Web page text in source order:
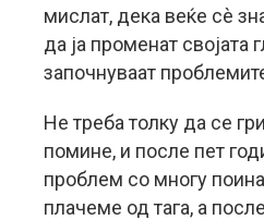
мислат, дека веќе сè
да ја променат својата
започнуваат
Не треба толку да се
помине, и после пет
проблем со многу
плачеме од тага, а